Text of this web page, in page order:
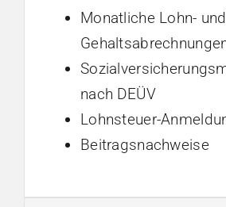
Monatliche Lohn- und
nach DEÜV
Lohnsteuer-
Beitragsnachweise